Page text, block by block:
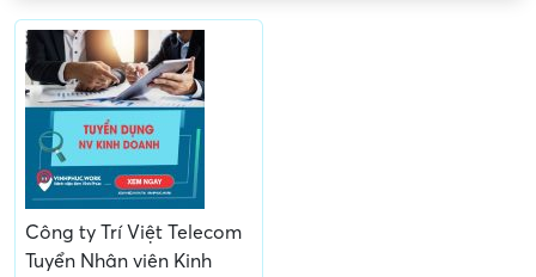
Công ty Trí Việt Telecom
Tuyển Nhân viên Kinh